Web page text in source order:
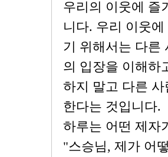
우리의 이웃에 즐
니다. 우리 이웃
기 위해서는 다른
의 입장을 이해하
하지 말고 다른
한다는 것입니다.
하루는 어떤 제자
"스승님, 제가 어